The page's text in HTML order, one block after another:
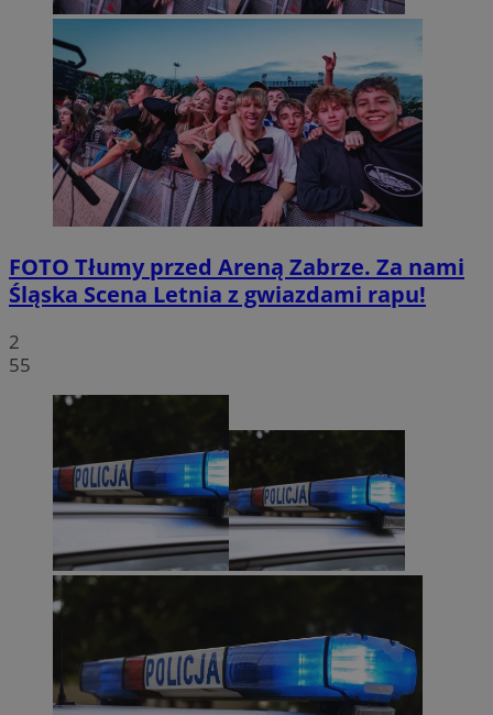
FOTO Tłumy przed Areną Zabrze. Za nami
Śląska Scena Letnia z gwiazdami rapu!
2
55